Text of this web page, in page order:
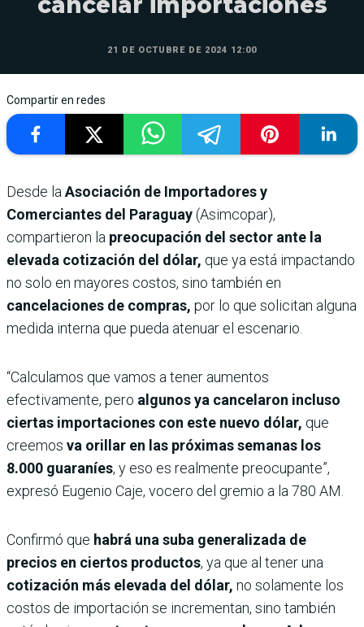
21 DE OCTUBRE DE 2024 12:00
Compartir en redes
Desde laAsociación de Importadores y
Comerciantes del Paraguay(Asimcopar),
compartieron la preocupación del sector ante la
elevada cotización del dólar, que ya está impactando
no solo en mayores costos, sino también en
cancelaciones de compras, por lo que solicitan alguna
medida interna que pueda atenuar el escenario.
“Calculamos que vamos a tener aumentos
efectivamente, pero algunos ya cancelaron incluso
ciertas importaciones con este nuevo dólar, que
creemos va orillar en las próximas semanas los
8.000 guaraníes, y eso es realmente preocupante”,
expresó Eugenio Caje, vocero del gremio a la 780 AM.
Confirmó que habrá una suba generalizada de
precios en ciertos productos, ya que al tener una
cotización más elevada del dólar, no solamente los
costos de importación se incrementan, sino también